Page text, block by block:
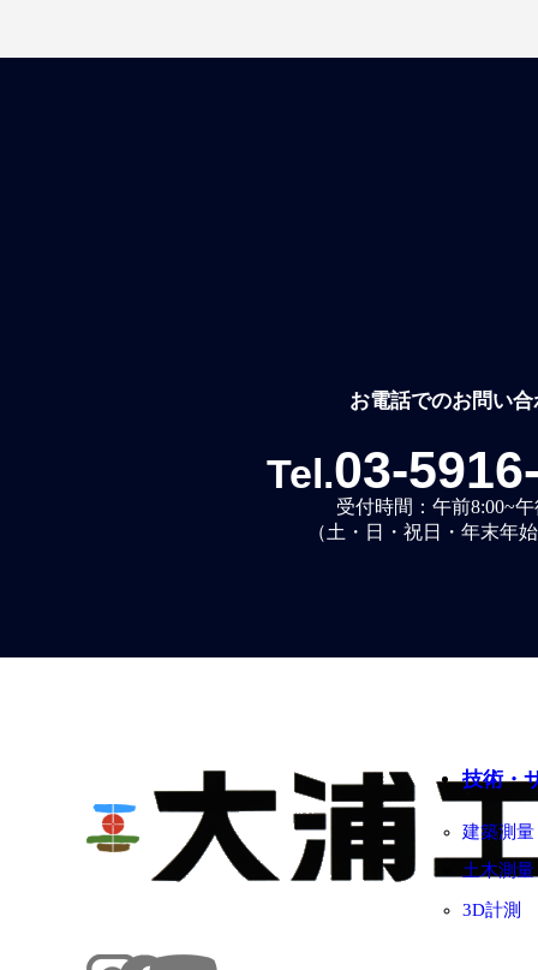
お電話でのお問い合
Tel.03-
受付時間：午前8:00~午
（土・日・祝日・年末年
技術・
建築測量
土木測
3D計測